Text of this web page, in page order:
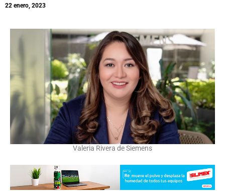
22 enero, 2023
Valeria Rivera de Siemens